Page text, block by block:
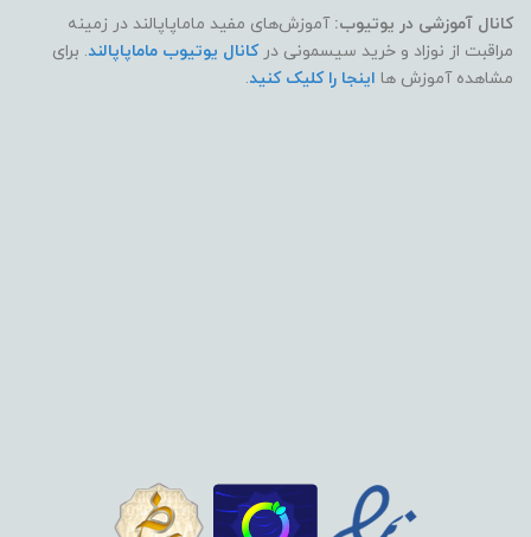
کانال آموزشی در یوتیوب: آموزش‌های مفید ماماپاپالند در زمینه
مراقبت از نوزاد و خرید سیسمونی درکانال یوتیوب ماماپاپالند. برای
مشاهده آموزش ها اینجا را کلیک کنید.